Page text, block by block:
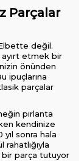
Parçalar
değil.
ayırt etmek bir
önünden
ipuçlarına
parçalar
pırlanta
kendinize
yıl sonra hala
bir parça tutuyor